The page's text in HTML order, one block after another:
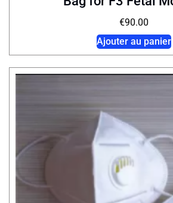
€90.00
Ajouter au panier